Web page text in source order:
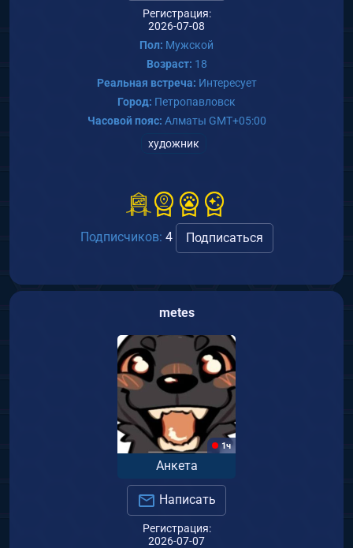
Регистрация:
2026-07-08
Пол: Мужской
Возраст: 18
Реальная встреча: Интересует
Город: Петропавловск
Часовой пояс: Алматы GMT+05:00
художник
Подписчиков: 4 Подписаться
metes
1ч
Анкета
Написать
Регистрация:
2026-07-07